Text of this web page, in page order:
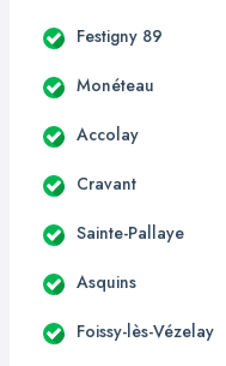
Festigny 89
Monéteau
Accolay
Cravant
Sainte-Pallaye
Asquins
Foissy-lès-Vézelay